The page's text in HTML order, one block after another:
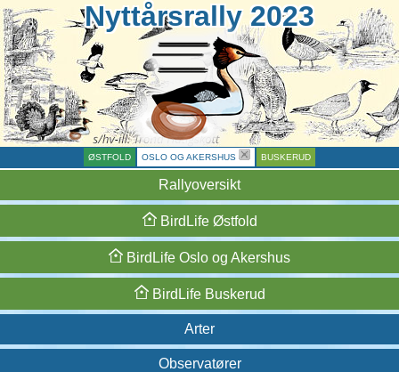
Nyttårsrally 2023
ØSTFOLD OSLO OG AKERSHUS BUSKERUD
Rallyoversikt
BirdLifeØstfold
BirdLife Oslo og Akershus
BirdLifeBuskerud
Arter
Observatører